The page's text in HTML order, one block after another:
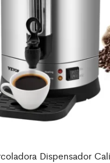
Dispensador